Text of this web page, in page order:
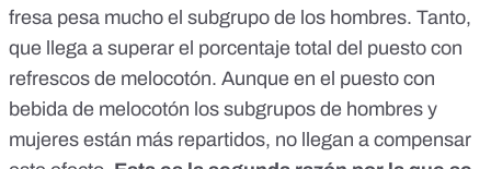
fresa pesa mucho el subgrupo de los hombres. Tanto,
que llega a superar el porcentaje total del puesto con
refrescos de melocotón. Aunque en el puesto con
bebida de melocotón los subgrupos de hombres y
mujeres están más repartidos, no llegan a compensar